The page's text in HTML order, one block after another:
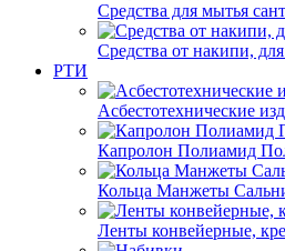
Средства для мытья
Средства от накипи,
РТИ
Асбестотехнические
Капролон Полиамид
Кольца Манжеты
Ленты конвейерные,